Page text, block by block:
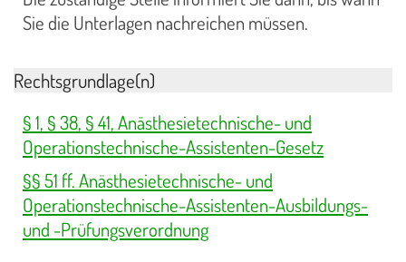
Sie die Unterlagen nachreichen müssen.
Rechtsgrundlage(n)
§ 1, § 38, § 41, Anästhesietechnische- und
Operationstechnische-Assistenten-Gesetz
§§ 51 ff. Anästhesietechnische- und
Operationstechnische-Assistenten-Ausbildungs-
und -Prüfungsverordnung